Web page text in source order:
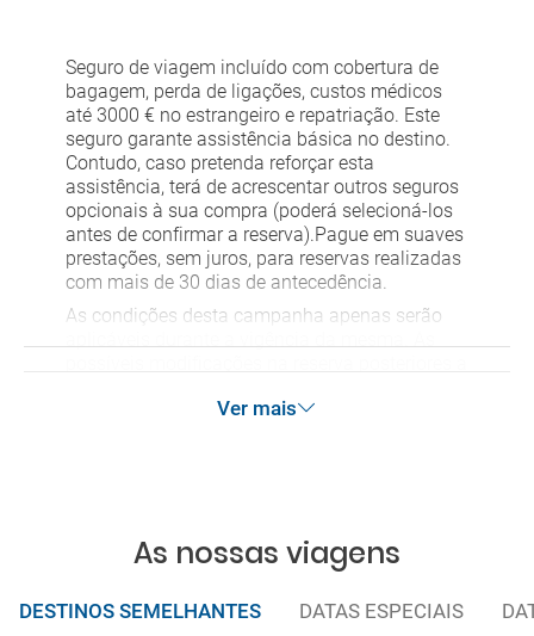
Que devo fazer se o transfer contratado do
aeroporto para o hotel, ou vice-versa, não aparece?
Necessito visto para poder ir a...?
Por que me aparece o preço de uma criança igual
que o preço dum adulto?
Quantas vezes devo imprimir o voucher dos
Seguro de viagem incluído com cobertura de
bagagem, perda de ligações, custos médicos
até 3000 € no estrangeiro e repatriação. Este
seguro garante assistência básica no destino.
Contudo, caso pretenda reforçar esta
assistência, terá de acrescentar outros seguros
opcionais à sua compra (poderá selecioná-los
antes de confirmar a reserva).Pague em suaves
prestações, sem juros, para reservas realizadas
com mais de 30 dias de antecedência.
As condições desta campanha apenas serão
de promoção anteriormente mencionadas.
Ver mais
As nossas viagens
DESTINOS SEMELHANTES DATAS ESPECIAIS